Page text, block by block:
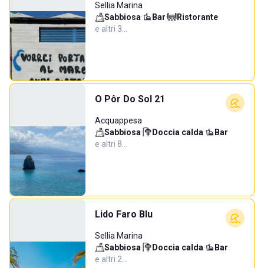
Sellia Marina
Sabbiosa· Bar· Ristorante·
e altri 3…
O Pôr Do Sol 21
Acquappesa
Sabbiosa· Doccia calda· Bar·
e altri 8…
Lido Faro Blu
Sellia Marina
Sabbiosa· Doccia calda· Bar·
e altri 2…